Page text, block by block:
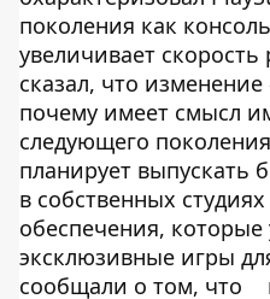
поколения как
увеличивает
сказал, что
почему имеет смысл
следующего
планирует выпускать
в собственных
обеспечения,
эксклюзивные игры
сообщали о том, что